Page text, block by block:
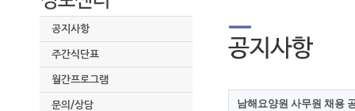
공지사항
주간식단표
월간프로그램
문의/상담 남해요양원 사무원 채용